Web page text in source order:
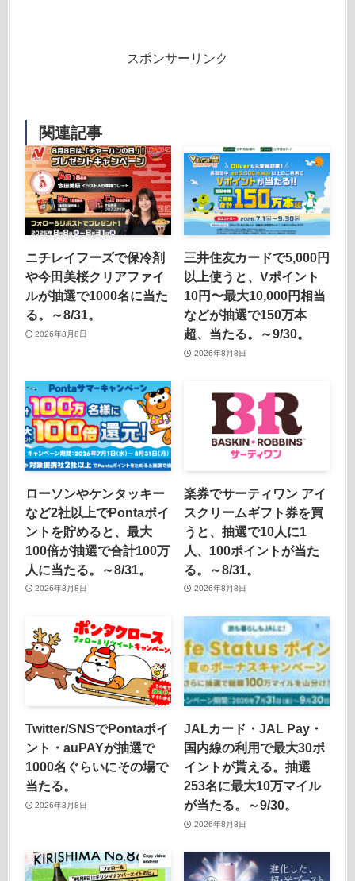
スポンサーリンク
関連記事
ニチレイフーズで保冷剤
や今田美桜クリアファイ
ルが抽選で1000名に当た
る。～8/31。
2026年8月8日
三井住友カードで5,000円
以上使うと、Vポイント
10円〜最大10,000円相当
などが抽選で150万本
超、当たる。～9/30。
2026年8月8日
ローソンやケンタッキー
など2社以上でPontaポイ
ントを貯めると、最大
100倍が抽選で合計100万
人に当たる。～8/31。
2026年8月8日
楽券でサーティワン アイ
スクリームギフト券を買
うと、抽選で10人に1
人、100ポイントが当た
る。～8/31。
2026年8月8日
Twitter/SNSでPontaポイ
ント・auPAYが抽選で
1000名ぐらいにその場で
当たる。
2026年8月8日
JALカード・JAL Pay・
国内線の利用で最大30ポ
イントが貰える。抽選
253名に最大10万マイル
が当たる。～9/30。
2026年8月8日